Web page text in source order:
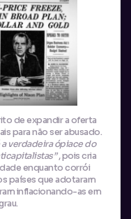
de expandir a oferta
para não ser abusado.
a verdadeira ópiace do
, pois cria
enquanto corrói
países que adotaram
inflacionando-as em